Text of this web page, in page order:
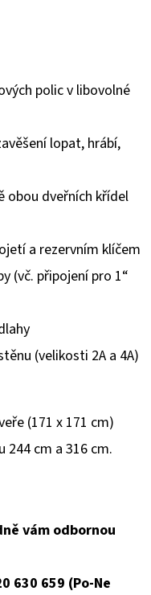
polic v libovolné
lopat, hrábí,
obou dveřních křídel
a rezervním klíčem
(vč. připojení pro 1“
(velikosti 2A a 4A)
(171 x 171 cm)
244 cm a 316 cm.
vám odbornou
630 659 (Po-Ne